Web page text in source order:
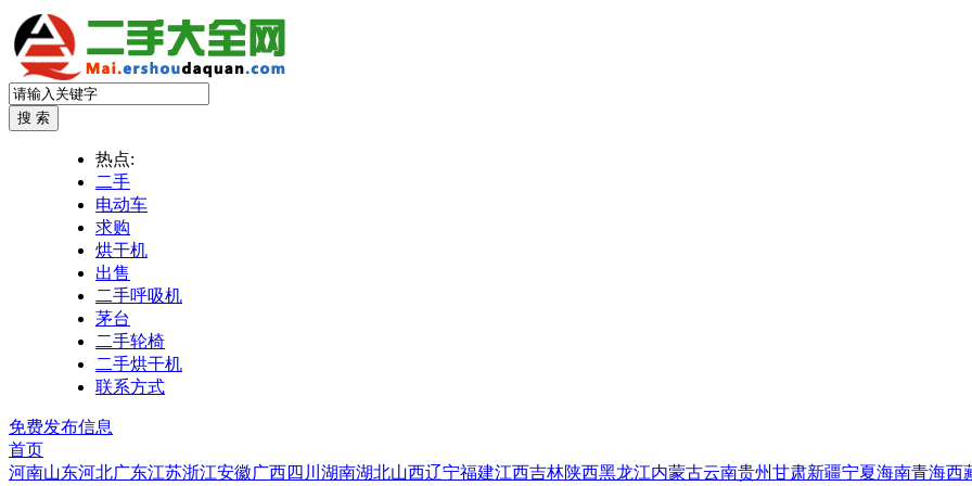
热点:
二手
电动车
求购
烘干机
出售
二手呼吸机
茅台
二手轮椅
二手烘干机
联系方式
免费发布信息
首页
河南山东河北广东江苏浙江安徽广西四川 湖南湖北山西辽宁福建江西吉林陕西黑龙江内蒙古云南贵州甘肃新疆宁夏海南青海西